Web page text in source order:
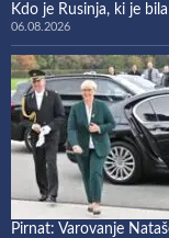
Kdo je Rusinja, ki je
06.08.2026
Pirnat: Varovanje